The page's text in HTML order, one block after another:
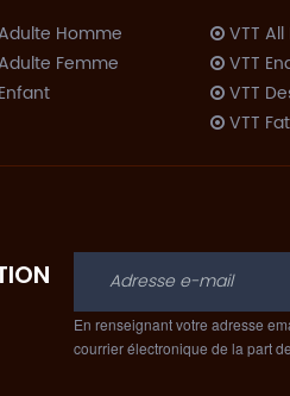
Homme
Femme
Enfant
VTT
VTT
VTT
VTT Fat
Route
Cyclo-
Route
En renseignant votre adresse
courrier électronique de la part